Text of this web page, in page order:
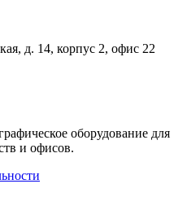
д. 14, корпус 2, офис 22
оборудование для
и офисов.